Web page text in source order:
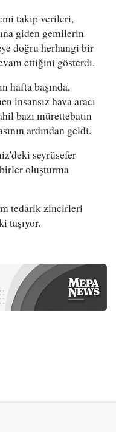
takip verileri,
giden gemilerin
doğru herhangi bir
ettiğini gösterdi.
hafta başında,
insansız hava aracı
bazı mürettebatın
ardından geldi.
seyrüsefer
oluşturma
tedarik zincirleri
taşıyor.